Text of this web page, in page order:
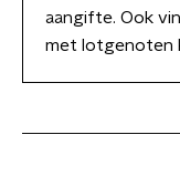
aangifte. Ook
met lotgenoten